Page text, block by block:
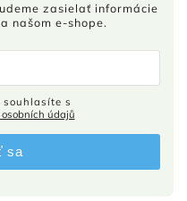
zasielať informácie
našom e-shope.
údajů
sa